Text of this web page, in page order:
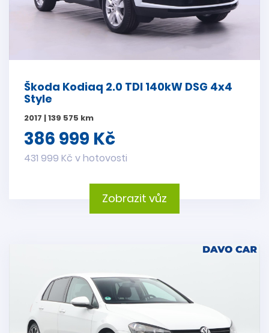
Škoda Kodiaq 2.0 TDI 140kW DSG 4x4
Style
2017 | 139 575 km
386 999 Kč
431 999 Kč v hotovosti
Zobrazit vůz